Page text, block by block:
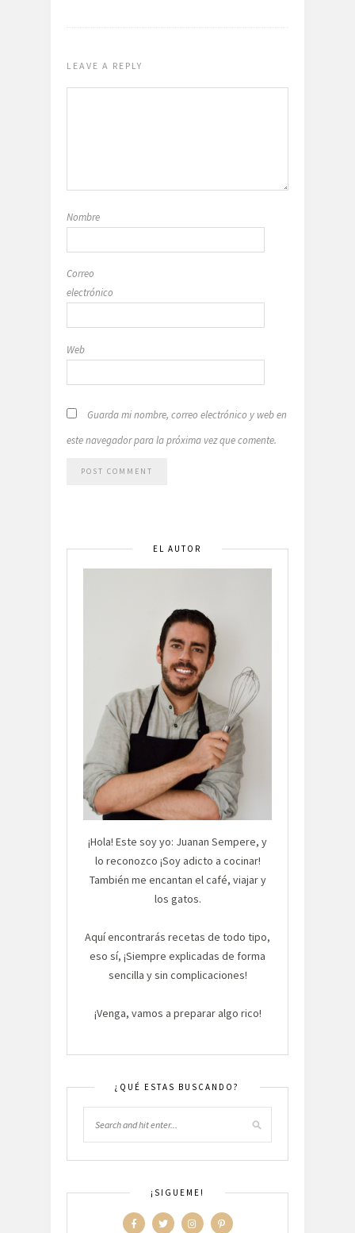
LEAVE A REPLY
Nombre
Correo
electrónico
Web
Guarda mi nombre, correo electrónico y web en
este navegador para la próxima vez que comente.
EL AUTOR
¡Hola! Este soy yo: Juanan Sempere, y
lo reconozco ¡Soy adicto a cocinar!
También me encantan el café, viajar y
los gatos.
Aquí encontrarás recetas de todo tipo,
eso sí, ¡Siempre explicadas de forma
sencilla y sin complicaciones!
¡Venga, vamos a preparar algo rico!
¿QUÉ ESTAS BUSCANDO?
¡SIGUEME!